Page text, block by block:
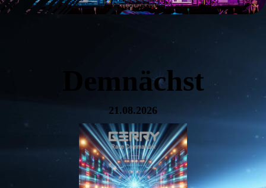
Demnächst
21.08.2026